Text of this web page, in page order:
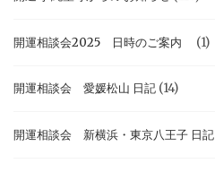
開運相談会2025 日時のご案内 (1)
開運相談会 愛媛松山 日記 (14)
開運相談会 新横浜・東京八王子 日記